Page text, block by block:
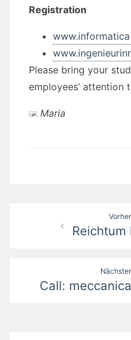
Registration
Please bring your
employees’ attention
Maria
Call: